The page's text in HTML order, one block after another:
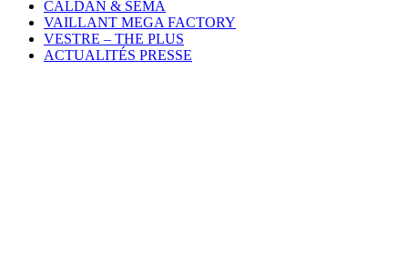
CALDAN & SEMA
VAILLANT MEGA FACTORY
VESTRE – THE PLUS
ACTUALITÉS PRESSE